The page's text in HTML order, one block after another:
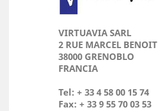
VIRTUAVIA SARL
2 RUE MARCEL BENOIT
38000 GRENOBLO
FRANCIA
Tel: + 33 4 58 00 15 74
Fax: + 33 9 55 70 03 53